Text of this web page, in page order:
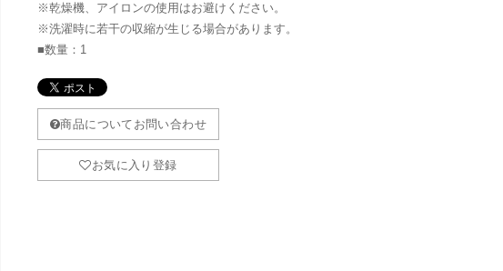
※乾燥機、アイロンの使用はお避けください。
※洗濯時に若干の収縮が生じる場合があります。
■数量：1